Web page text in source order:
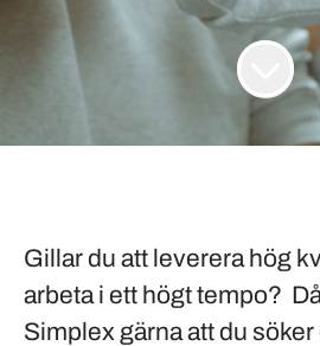
Gillar du att leverera hög
arbeta i ett högt tempo?
Simplex gärna att du söker